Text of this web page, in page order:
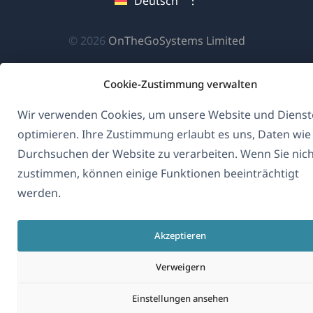
Cookie-Zustimmung verwalten
Wir verwenden Cookies, um unsere Website und
optimieren. Ihre Zustimmung erlaubt es uns, Daten wie
Durchsuchen der Website zu verarbeiten. Wenn Sie
zustimmen, können einige Funktionen beeinträchtigt
werden.
Akzeptieren
Verweigern
Einstellungen ansehen
© 2026 OnTheGoSystems Limited(öffnet
in
einem
Fenster)
neuenneuen